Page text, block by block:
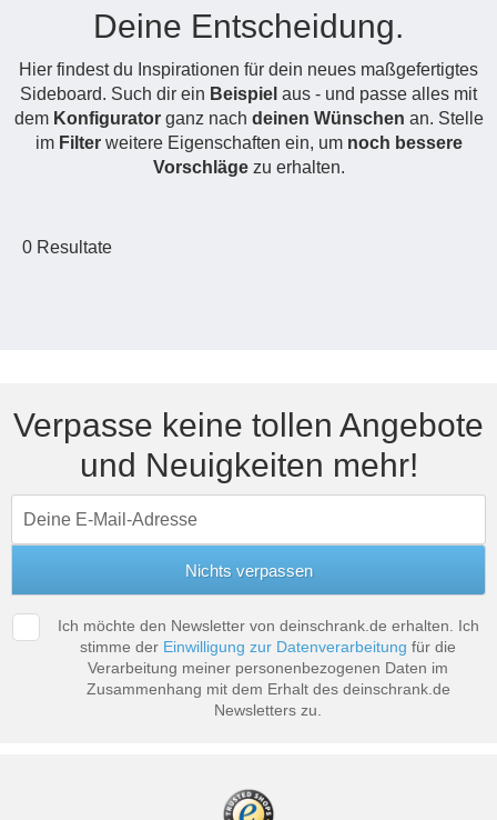
Massivholzschrank
Hängeschrank
Hängeboard
TV-Möbel
aus
Massivholz
Badezimmerschrank
Spiegelschrank
Doppelbett
Polstermöbel
Sofa
Ecksofa
Sessel
Outdoor-
Outdoorküche
Produktlinie
Selection
Deine Entscheidung.
Hier findest du Inspirationen für dein neues maßgefertigtes
Sideboard. Such dir ein Beispiel aus - und passe alles mit
dem Konfiguratorganz nach deinen Wünschen an. Stelle
im Filterweitere Eigenschaften ein, um noch bessere
Vorschlägezu erhalten.
0 Resultate
Verpasse keine tollen Angebote
und Neuigkeiten mehr!
Ich möchte den Newsletter von deinschrank.de erhalten. Ich
stimme der Einwilligung zur Datenverarbeitung für die
Verarbeitung meiner personenbezogenen Daten im
Zusammenhang mit dem Erhalt des deinschrank.de
Newsletters zu.
Fronten renovieren
Für Dachschrägen
Hängeboards
Massivholz-Schränke & -Regale
Sideboards
Sofas & Schlafsofas
Tische & Bänke
Wandboards
White Living